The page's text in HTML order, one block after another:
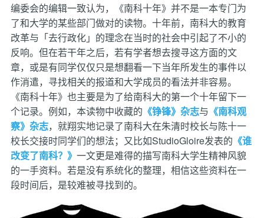
编委会的编辑一致认为，《南科十年》并不是一本专门为
了和大学的某些部门做对的读物。十年前，南科大的教育
改革与「去行政化」的理念在当时的社会中引起了不小的
反响。但在若干年之后，若有学者想去搜寻这方面的文
章，或是有同学仅仅只是想翻看一下当年所发生的事件以
作消遣，寻找相关的报道和大学成员的看法并非容易。
《南科十年》也主要是为了给南科大的第一个十年留下一
个记录。例如，本读物中收藏的 《铮锋》杂志与 《南科观
察》杂志，就翔实地记录了南科大在朱清时校长与陈十一
校长交接时同学们的想法；又比如StudioGloire发表的 《谁
改变了南科？》 一文更是难得的描写南科大学生精神风貌
的一手资料。若是没有系统化的整理，相信这些资料在一
段时间后，是较难被寻找到的。